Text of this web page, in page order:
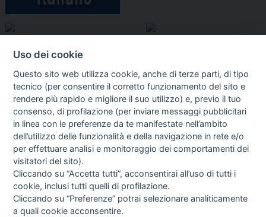
I libri Vedi tutti
Uso dei cookie
Questo sito web utilizza cookie, anche di terze parti, di tipo
tecnico (per consentire il corretto funzionamento del sito e
rendere più rapido e migliore il suo utilizzo) e, previo il tuo
consenso, di profilazione (per inviare messaggi pubblicitari
in linea con le preferenze da te manifestate nell’ambito
dell’utilizzo delle funzionalità e della navigazione in rete e/o
per effettuare analisi e monitoraggio dei comportamenti dei
visitatori del sito).
Cliccando su “Accetta tutti”, acconsentirai all’uso di tutti i
cookie, inclusi tutti quelli di profilazione.
Cliccando su “Preferenze” potrai selezionare analiticamente
a quali cookie acconsentire.